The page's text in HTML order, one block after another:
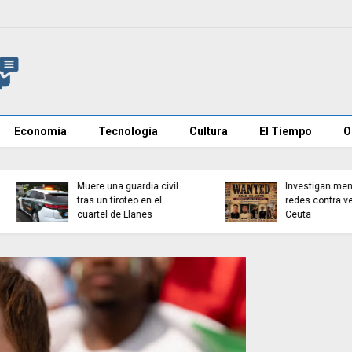
Economía Tecnología Cultura El Tiempo
Investigan mensajes en
redes contra vecinos de
Ceuta
Cadena perpetua para el
autor del atropello
de Múnich